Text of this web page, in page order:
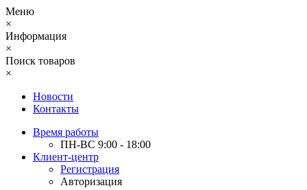
Меню
×
Информация
×
Поиск товаров
×
Новости
Контакты
Время работы
ПН-ВС 9:00 - 18:00
Клиент-центр
Регистрация
Авторизация